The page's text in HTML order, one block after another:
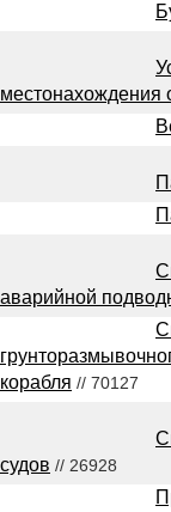
местонахождения
аварийной
корабля // 70127
судов // 26928